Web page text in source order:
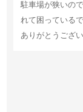
駐車場が狭いの
れて困っている
ありがとうござい